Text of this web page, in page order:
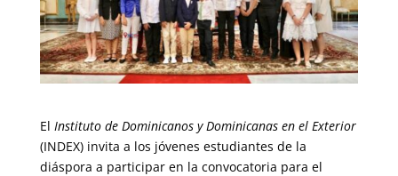
El Instituto de Dominicanos y Dominicanas en el Exterior
(INDEX) invita a los jóvenes estudiantes de la
diáspora a participar en la convocatoria para el